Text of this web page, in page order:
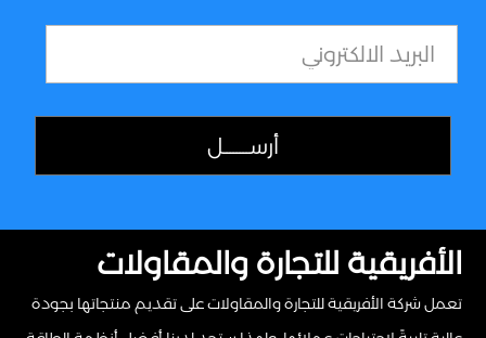
الأفريقية للتجارة والمقاولات
تعمل شركة الأفريقية للتجارة والمقاولات على تقديم منتجاتها بجودة